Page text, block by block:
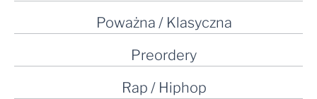
Poważna / Klasyczna
Preordery
Rap / Hiphop